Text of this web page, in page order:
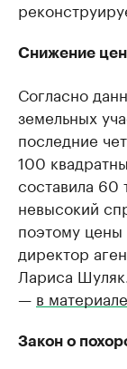
Снижение
Согласно
земельных
последние
100
составила 60
невысокий
поэтому цены
директор
Лариса
— в
Закон о